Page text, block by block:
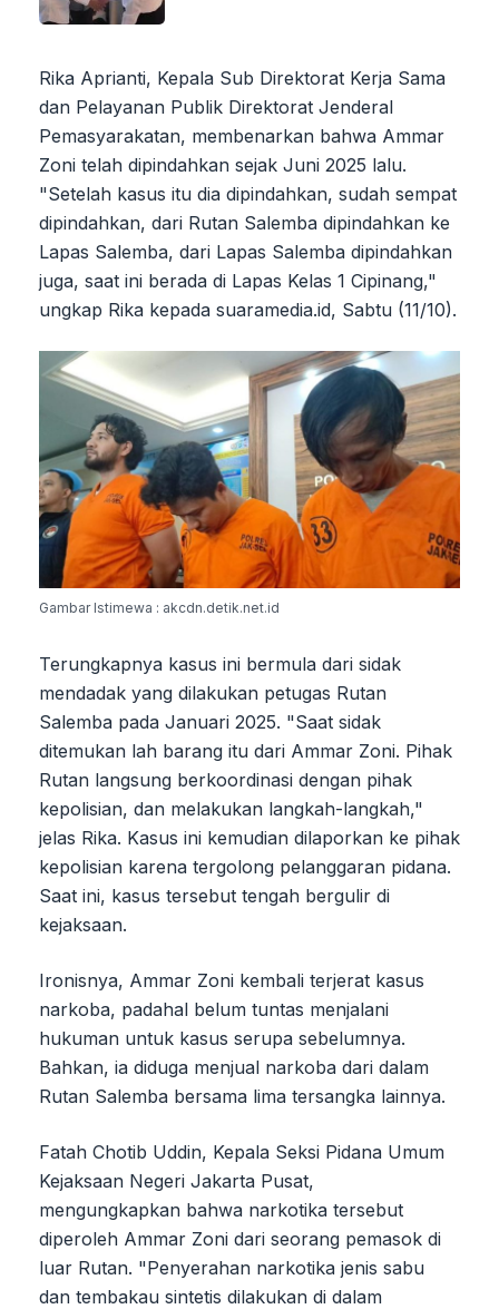
Rika Aprianti, Kepala Sub Direktorat Kerja Sama
dan Pelayanan Publik Direktorat Jenderal
Pemasyarakatan, membenarkan bahwa Ammar
Zoni telah dipindahkan sejak Juni 2025 lalu.
"Setelah kasus itu dia dipindahkan, sudah sempat
dipindahkan, dari Rutan Salemba dipindahkan ke
Lapas Salemba, dari Lapas Salemba dipindahkan
juga, saat ini berada di Lapas Kelas 1 Cipinang,"
ungkap Rika kepada suaramedia.id, Sabtu (11/10).
Gambar Istimewa : akcdn.detik.net.id
Terungkapnya kasus ini bermula dari sidak
mendadak yang dilakukan petugas Rutan
Salemba pada Januari 2025. "Saat sidak
ditemukan lah barang itu dari Ammar Zoni. Pihak
Rutan langsung berkoordinasi dengan pihak
kepolisian, dan melakukan langkah-langkah,"
jelas Rika. Kasus ini kemudian dilaporkan ke pihak
kepolisian karena tergolong pelanggaran pidana.
Saat ini, kasus tersebut tengah bergulir di
kejaksaan.
Ironisnya, Ammar Zoni kembali terjerat kasus
narkoba, padahal belum tuntas menjalani
hukuman untuk kasus serupa sebelumnya.
Bahkan, ia diduga menjual narkoba dari dalam
Rutan Salemba bersama lima tersangka lainnya.
Fatah Chotib Uddin, Kepala Seksi Pidana Umum
Kejaksaan Negeri Jakarta Pusat,
mengungkapkan bahwa narkotika tersebut
diperoleh Ammar Zoni dari seorang pemasok di
luar Rutan. "Penyerahan narkotika jenis sabu
dan tembakau sintetis dilakukan di dalam